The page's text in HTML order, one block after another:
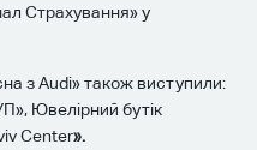
Страхування» у
з Audi» також виступили:
Ювелірний бутік
Center».